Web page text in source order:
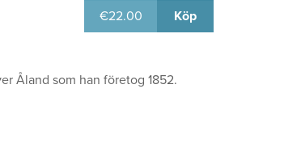
€22.00 Köp
Åland som han företog 1852.